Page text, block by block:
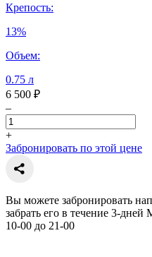
Крепость:
13%
Объем:
0.75 л
6 500 ₽
–
+
Забронировать по этой цене
Вы можете забронировать
забрать его в течение 3-
10-00 до 21-00